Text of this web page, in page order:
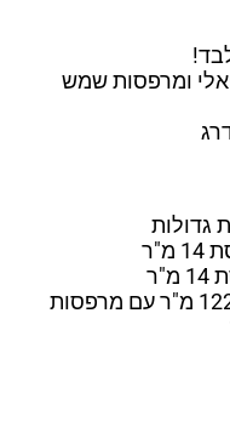
ומרפסות שמש
✔ דירות דופלקס 4 ו5 חד' 105- 122 מ"ר עם מרפסות